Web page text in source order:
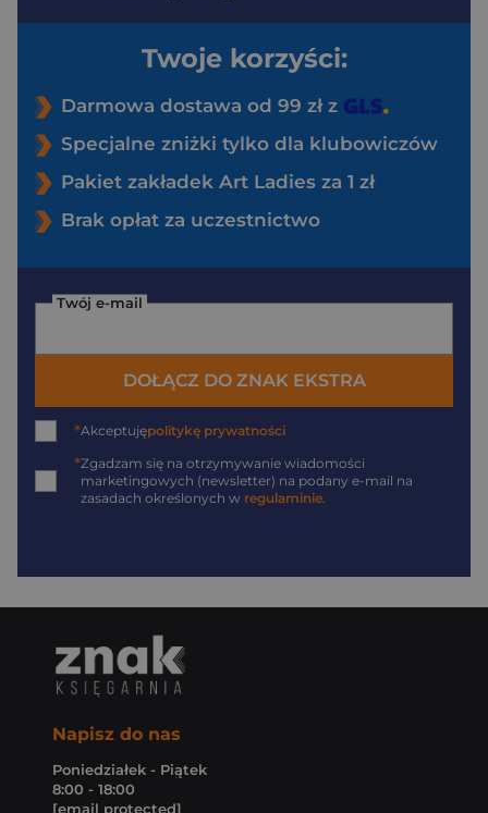
Twoje korzyści:
Darmowa dostawa od 99 zł z
Specjalne zniżki tylko dla klubowiczów
Pakiet zakładek Art Ladies za 1 zł
Brak opłat za uczestnictwo
Twój e-mail
DOŁĄCZ DO ZNAK EKSTRA
*Akceptujępolitykę prywatności
*Zgadzam się na otrzymywanie wiadomości
marketingowych (newsletter) na podany e-mail na
zasadach określonych w regulaminie
Napisz do nas
Poniedziałek - Piątek
8:00 - 18:00
[email protected]